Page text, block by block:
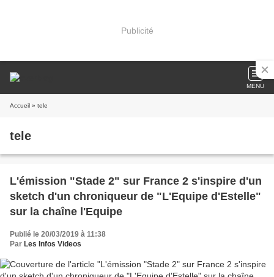
Publicité
MENU
Accueil » tele
tele
L'émission "Stade 2" sur France 2 s'inspire d'un
sketch d'un chroniqueur de "L'Equipe d'Estelle"
sur la chaîne l'Equipe
Publié le 20/03/2019 à 11:38
Par Les Infos Videos